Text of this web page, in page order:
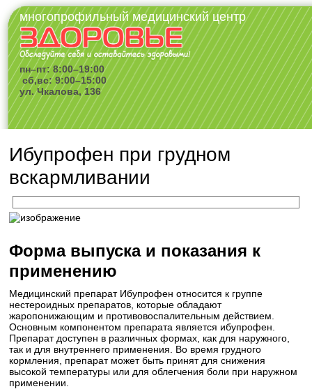
многопрофильный медицинский центр
пн–пт: 8:00–19:00
сб,вс: 9:00–15:00
ул. Чкалова, 136
Ибупрофен при грудном
вскармливании
Форма выпуска и показания к
применению
Медицинский препарат Ибупрофен относится к группе
нестероидных препаратов, которые обладают
жаропонижающим и противовоспалительным действием.
Основным компонентом препарата является ибупрофен.
Препарат доступен в различных формах, как для наружного,
так и для внутреннего применения. Во время грудного
кормления, препарат может быть принят для снижения
высокой температуры или для облегчения боли при наружном
применении.